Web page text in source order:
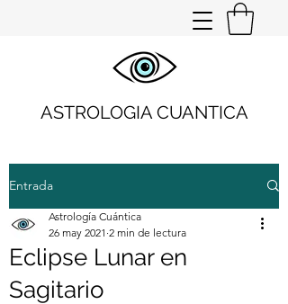
ASTROLOGIA CUANTICA
Entrada
Eclipse Lunar en
Sagitario
Astrología Cuántica
26 may 2021 2 min de lectura